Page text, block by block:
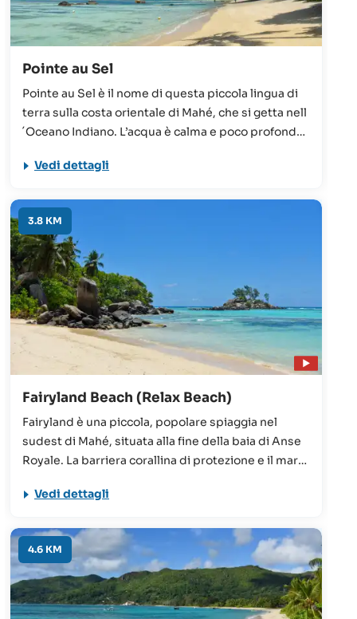
Pointe au Sel
Pointe au Sel è il nome di questa piccola lingua di
terra sulla costa orientale di Mahé, che si getta nell
´Oceano Indiano. L’acqua è calma e poco profonda,
è adatta per nuotare, fare snorkeling e windsurf.
famiglia.
Vedi dettagli
3.8 KM
Fairyland Beach (Relax Beach)
Fairyland è una piccola, popolare spiaggia nel
sudest di Mahé, situata alla fine della baia di Anse
Royale. La barriera corallina di protezione e il mare
ideali per nuotare e fare snorkeling. Numerosi
Vedi dettagli
4.6 KM